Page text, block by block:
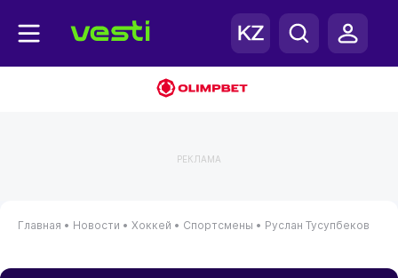
РЕКЛАМА
Главная • Новости • Хоккей • Спортсмены • Руслан Тусупбеков